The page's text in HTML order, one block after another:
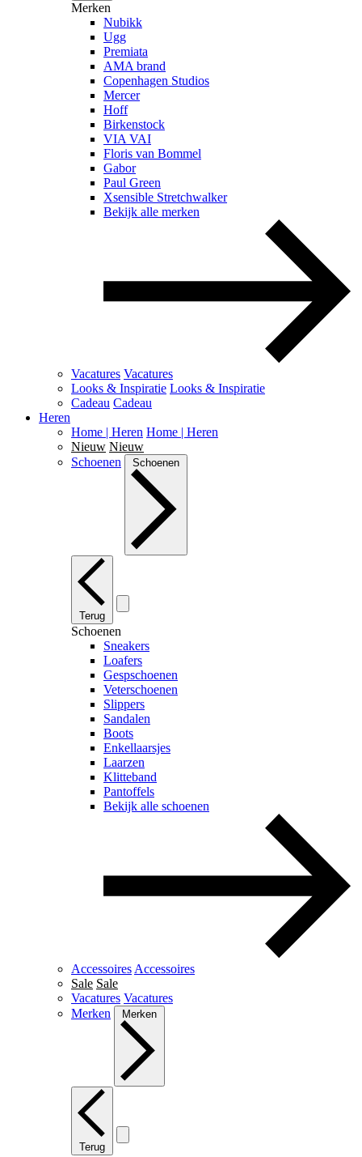
Merken
Nubikk
Ugg
Premiata
AMA brand
Copenhagen Studios
Mercer
Hoff
Birkenstock
VIA VAI
Floris van Bommel
Gabor
Paul Green
Xsensible Stretchwalker
Bekijk alle merken
Vacatures Vacatures
Looks & Inspiratie Looks & Inspiratie
Cadeau Cadeau
Heren
Home | Heren Home | Heren
Nieuw Nieuw
Schoenen
Schoenen
Terug
Schoenen
Sneakers
Loafers
Gespschoenen
Veterschoenen
Slippers
Sandalen
Boots
Enkellaarsjes
Laarzen
Klitteband
Pantoffels
Bekijk alle schoenen
Accessoires Accessoires
Sale Sale
Vacatures Vacatures
Merken
Merken
Terug